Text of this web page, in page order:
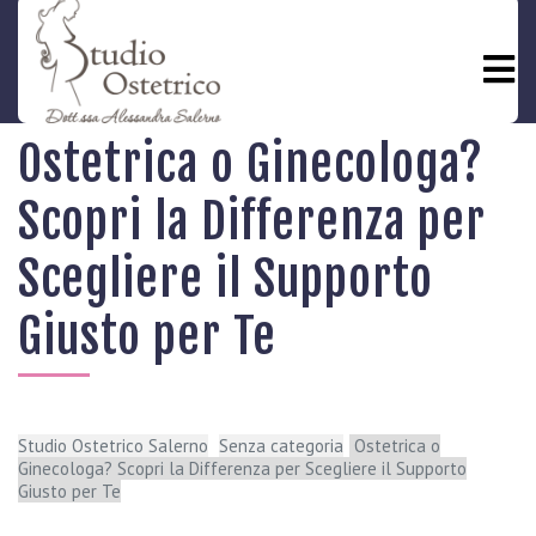
S
t
u
d
i
C
h
i
S
o
P
Ostetrica o Ginecologa?
Scopri la Differenza per
Scegliere il Supporto
Giusto per Te
Studio Ostetrico Salerno Senza categoria Ostetrica o
Ginecologa? Scopri la Differenza per Scegliere il Supporto
Giusto per Te